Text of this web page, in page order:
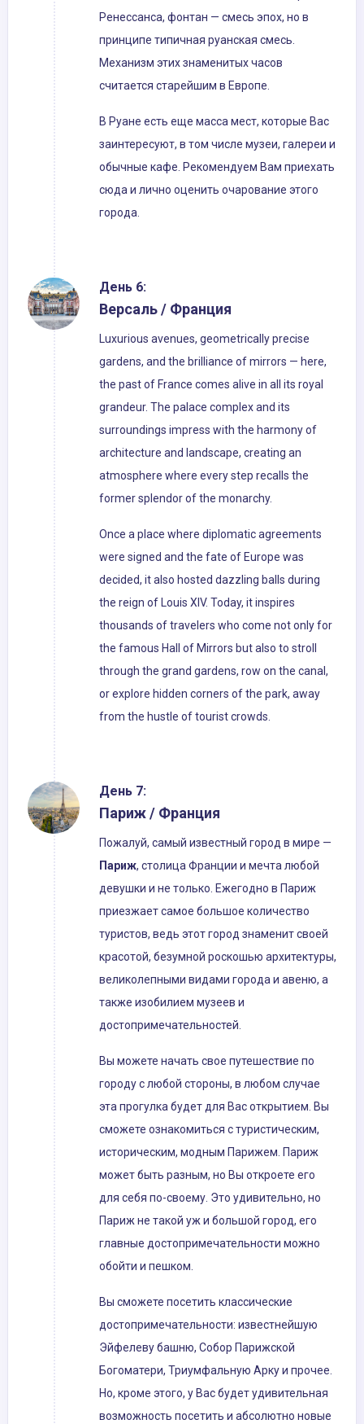
Ренессанса, фонтан — смесь эпох, но в
принципе типичная руанская смесь.
Механизм этих знаменитых часов
считается старейшим в Европе.
В Руане есть еще масса мест, которые Вас
заинтересуют, в том числе музеи, галереи и
обычные кафе. Рекомендуем Вам приехать
сюда и лично оценить очарование этого
города.
День 6:
Версаль / Франция
Luxurious avenues, geometrically precise
gardens, and the brilliance of mirrors — here,
the past of France comes alive in all its royal
grandeur. The palace complex and its
surroundings impress with the harmony of
architecture and landscape, creating an
atmosphere where every step recalls the
former splendor of the monarchy.
Once a place where diplomatic agreements
were signed and the fate of Europe was
decided, it also hosted dazzling balls during
the reign of Louis XIV. Today, it inspires
thousands of travelers who come not only for
the famous Hall of Mirrors but also to stroll
through the grand gardens, row on the canal,
or explore hidden corners of the park, away
from the hustle of tourist crowds.
День 7:
Париж / Франция
Пожалуй, самый известный город в мире —
Париж, столица Франции и мечта любой
девушки и не только. Ежегодно в Париж
приезжает самое большое количество
туристов, ведь этот город знаменит своей
красотой, безумной роскошью архитектуры,
великолепными видами города и авеню, а
также изобилием музеев и
достопримечательностей.
Вы можете начать свое путешествие по
городу с любой стороны, в любом случае
эта прогулка будет для Вас открытием. Вы
сможете ознакомиться с туристическим,
историческим, модным Парижем. Париж
может быть разным, но Вы откроете его
для себя по-своему. Это удивительно, но
Париж не такой уж и большой город, его
главные достопримечательности можно
обойти и пешком.
Вы сможете посетить классические
достопримечательности: известнейшую
Эйфелеву башню, Собор Парижской
Богоматери, Триумфальную Арку и прочее.
Но, кроме этого, у Вас будет удивительная
возможность посетить и абсолютно новые